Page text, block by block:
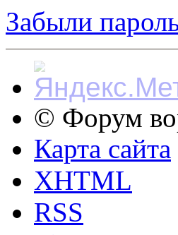
Забыли
© Форум
Карта сайта
XHTML
RSS